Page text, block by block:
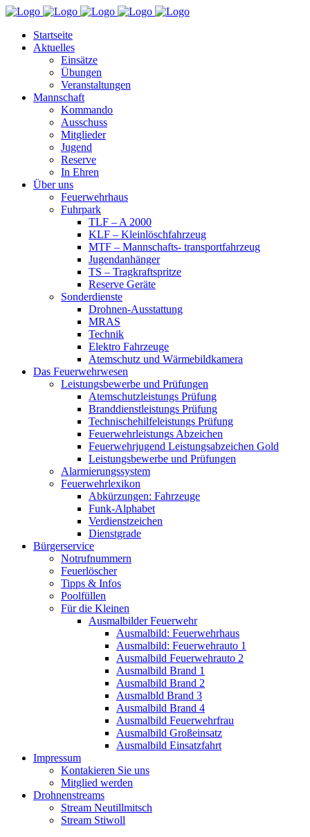
Startseite
Aktuelles
Einsätze
Übungen
Veranstaltungen
Mannschaft
Kommando
Ausschuss
Mitglieder
Jugend
Reserve
In Ehren
Über uns
Feuerwehrhaus
Fuhrpark
TLF – A 2000
KLF – Kleinlöschfahrzeug
MTF – Mannschafts- transportfahrzeug
Jugendanhänger
TS – Tragkraftspritze
Reserve Geräte
Sonderdienste
Drohnen-Ausstattung
MRAS
Technik
Elektro Fahrzeuge
Atemschutz und Wärmebildkamera
Das Feuerwehrwesen
Leistungsbewerbe und Prüfungen
Atemschutzleistungs Prüfung
Branddienstleistungs Prüfung
Technischehilfeleistungs Prüfung
Feuerwehrleistungs Abzeichen
Feuerwehrjugend Leistungsabzeichen Gold
Leistungsbewerbe und Prüfungen
Alarmierungssystem
Feuerwehrlexikon
Abkürzungen: Fahrzeuge
Funk-Alphabet
Verdienstzeichen
Dienstgrade
Bürgerservice
Notrufnummern
Feuerlöscher
Tipps & Infos
Poolfüllen
Für die Kleinen
Ausmalbilder Feuerwehr
Ausmalbild: Feuerwehrhaus
Ausmalbild: Feuerwehrauto 1
Ausmalbild Feuerwehrauto 2
Ausmalbild Brand 1
Ausmalbild Brand 2
Ausmalbld Brand 3
Ausmalbild Brand 4
Ausmalbild Feuerwehrfrau
Ausmalbild Großeinsatz
Ausmalbild Einsatzfahrt
Impressum
Kontakieren Sie uns
Mitglied werden
Drohnenstreams
Stream Neutillmitsch
Stream Stiwoll